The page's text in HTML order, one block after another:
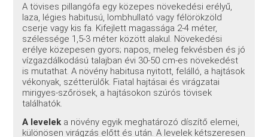
A tövises pillangófa egy közepes növekedési erélyű,
laza, légies habitusú, lombhullató vagy félörökzöld
cserje vagy kis fa. Kifejlett magassága 2-4 méter,
szélessége 1,5-3 méter között alakul. Növekedési
erélye közepesen gyors; napos, meleg fekvésben és jó
vízgazdálkodású talajban évi 30-50 cm-es növekedést
is mutathat. A növény habitusa nyitott, felálló, a hajtások
vékonyak, szétterülők. Fiatal hajtásai és virágzatai
mirigyes-szőrösek, a hajtásokon szúrós tövisek
találhatók.
A levelek a növény egyik meghatározó díszítő elemei,
különösen virágzás előtt és után. A levelek kétszeresen